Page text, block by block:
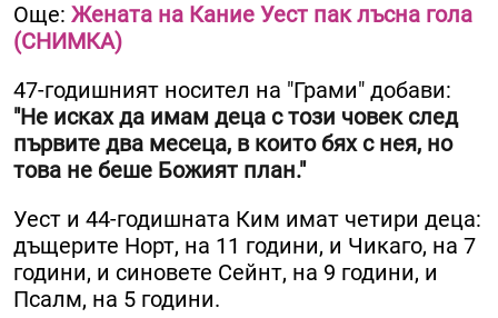
Още: Жената на Кание Уест пак лъсна гола
(СНИМКА)
47-годишният носител на "Грами" добави:
"Не исках да имам деца с този човек след
първите два месеца, в които бях с нея, но
това не беше Божият план."
Уест и 44-годишната Ким имат четири деца:
дъщерите Норт, на 11 години, и Чикаго, на 7
години, и синовете Сейнт, на 9 години, и
Псалм, на 5 години.